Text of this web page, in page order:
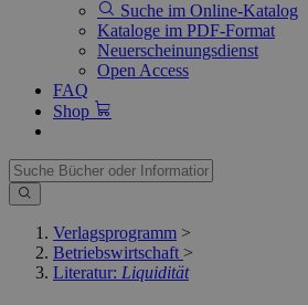
Suche im Online-Katalog
Kataloge im PDF-Format
Neuerscheinungsdienst
Open Access
FAQ
Shop
Verlagsprogramm >
Betriebswirtschaft >
Literatur: Liquidität